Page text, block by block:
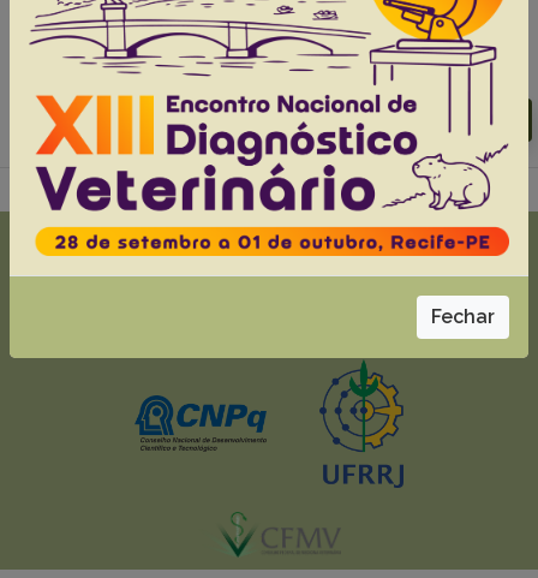
Yu W.
Du S.M. Jin J.J. Yao H.Q.
English Portuguese
Go to 44(0), 2024
Download article |
Fechar